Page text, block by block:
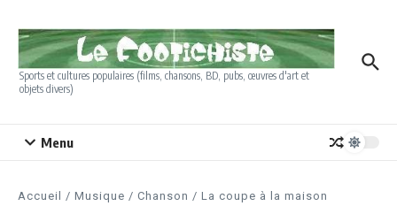
Sports et cultures populaires (films, chansons, BD, pubs, œuvres d'art et
objets divers)
Menu
Accueil / Musique / Chanson / La coupe à la maison